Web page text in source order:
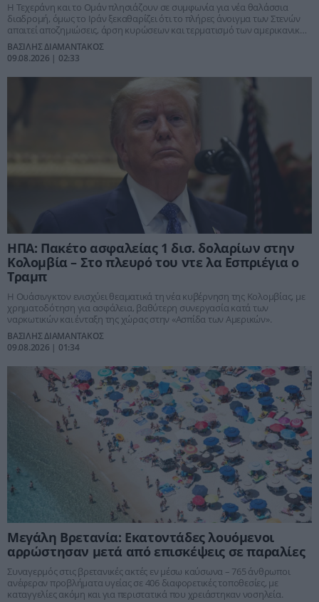
Η Τεχεράνη και το Ομάν πλησιάζουν σε συμφωνία για νέα θαλάσσια
διαδρομή, όμως το Ιράν ξεκαθαρίζει ότι το πλήρες άνοιγμα των Στενών
απαιτεί αποζημιώσεις, άρση κυρώσεων και τερματισμό των αμερικανικών
πιέσεων.
ΒΑΣΙΛΗΣ ΔΙΑΜΑΝΤΑΚΟΣ
09.08.2026 | 02:33
ΗΠΑ: Πακέτο ασφαλείας 1 δισ. δολαρίων στην
Κολομβία – Στο πλευρό του ντε λα Εσπριέγια ο
Τραμπ
Η Ουάσινγκτον ενισχύει θεαματικά τη νέα κυβέρνηση της Κολομβίας, με
χρηματοδότηση για ασφάλεια, βαθύτερη συνεργασία κατά των
ναρκωτικών και ένταξη της χώρας στην «Ασπίδα των Αμερικών».
ΒΑΣΙΛΗΣ ΔΙΑΜΑΝΤΑΚΟΣ
09.08.2026 | 01:34
Μεγάλη Βρετανία: Εκατοντάδες λουόμενοι
αρρώστησαν μετά από επισκέψεις σε παραλίες
Συναγερμός στις βρετανικές ακτές εν μέσω καύσωνα – 765 άνθρωποι
ανέφεραν προβλήματα υγείας σε 406 διαφορετικές τοποθεσίες, με
καταγγελίες ακόμη και για περιστατικά που χρειάστηκαν νοσηλεία.